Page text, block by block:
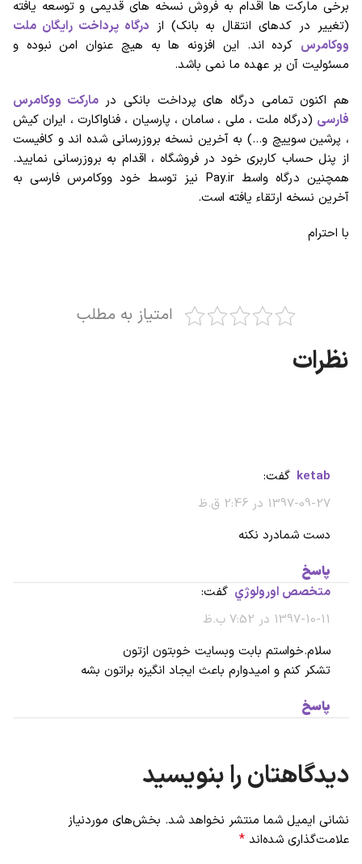
برخی مارکت ها اقدام به فروش نسخه های قدیمی و توسعه یافته
(تغییر در کدهای انتقال به بانک) از درگاه پرداخت رایگان ملت
ووکامرس کرده اند. این افزونه ها به هیچ عنوان امن نبوده و
مسئولیت آن بر عهده ما نمی باشد.
هم اکنون تمامی درگاه های پرداخت بانکی درمارکت ووکامرس
فارسی (درگاه ملت ، ملی ، سامان ، پارسیان ، فناواکارت ، ایران کیش
، پرشین سوییچ و…) به آخرین نسخه بروزرسانی شده اند و کافیست
از پنل حساب کاربری خود در فروشگاه ، اقدام به بروزرسانی نمایید.
همچنین درگاه واسط Pay.ir نیز توسط خود ووکامرس فارسی به
آخرین نسخه ارتقاء یافته است.
با احترام
امتیاز به مطلب
ketab
گفت:
1397-09-27 در 2:46 ق.ظ
دست شمادرد نکنه
پاسخ
متخصص اورولوژي گفت:
1397-10-11 در 7:52 ب.ظ
سلام.خواستم بابت وبسایت خوبتون ازتون
تشکر کنم و امیدوارم باعث ایجاد انگیزه براتون بشه
پاسخ
دیدگاهتان را بنویسید
نشانی ایمیل شما منتشر نخواهد شد. بخش‌های موردنیاز
علامت‌گذاری شده‌اند *